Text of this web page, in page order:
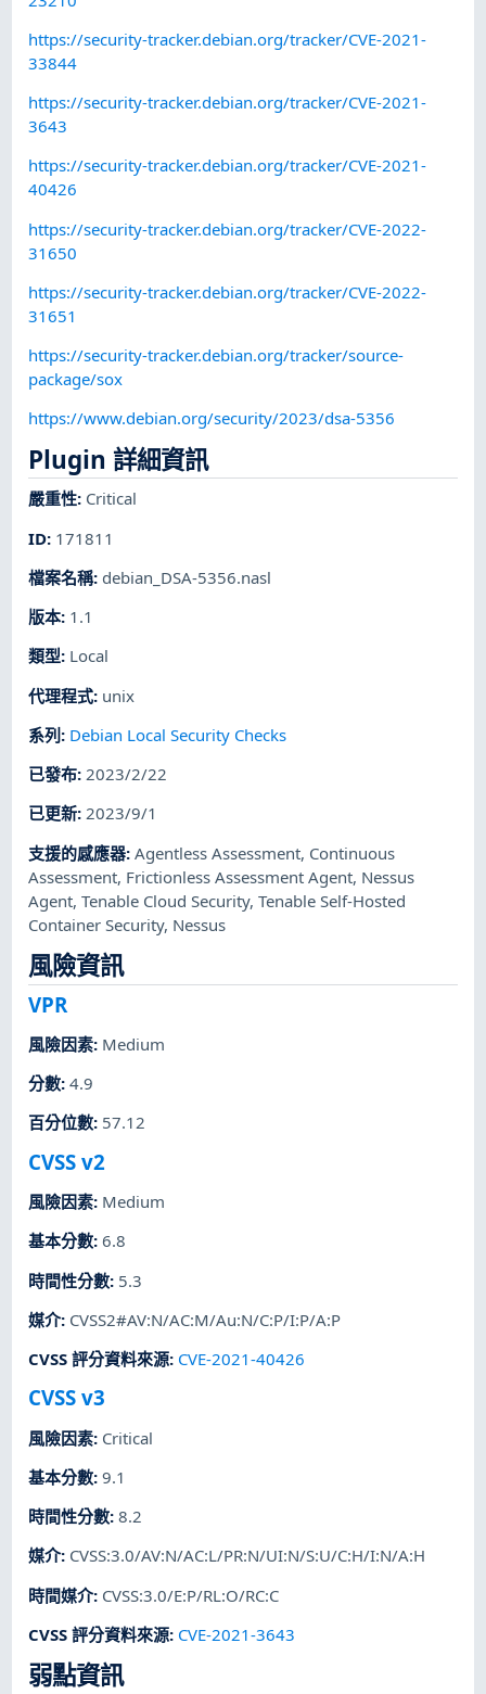
https://security-tracker.debian.org/tracker/CVE-2021-
33844
https://security-tracker.debian.org/tracker/CVE-2021-
3643
https://security-tracker.debian.org/tracker/CVE-2021-
40426
https://security-tracker.debian.org/tracker/CVE-2022-
31650
https://security-tracker.debian.org/tracker/CVE-2022-
31651
https://security-tracker.debian.org/tracker/source-
package/sox
https://www.debian.org/security/2023/dsa-5356
Plugin 詳細資訊
嚴重性: Critical
ID: 171811
檔案名稱: debian_DSA-5356.nasl
版本: 1.1
類型: Local
代理程式: unix
系列: Debian Local Security Checks
已發布:2023/2/22
已更新:2023/9/1
支援的感應器:Agentless Assessment, Continuous
Assessment, Frictionless Assessment Agent, Nessus
Agent,Tenable Cloud Security,Tenable Self-Hosted
Container Security, Nessus
風險資訊
VPR
風險因素: Medium
分數:4.9
百分位數: 57.12
CVSS v2
風險因素: Medium
基本分數:6.8
時間性分數: 5.3
媒介: CVSS2#AV:N/AC:M/Au:N/C:P/I:P/A:P
CVSS 評分資料來源: CVE-2021-40426
CVSS v3
風險因素: Critical
基本分數:9.1
時間性分數:8.2
媒介: CVSS:3.0/AV:N/AC:L/PR:N/UI:N/S:U/C:H/I:N/A:H
時間媒介: CVSS:3.0/E:P/RL:O/RC:C
CVSS 評分資料來源: CVE-2021-3643
弱點資訊